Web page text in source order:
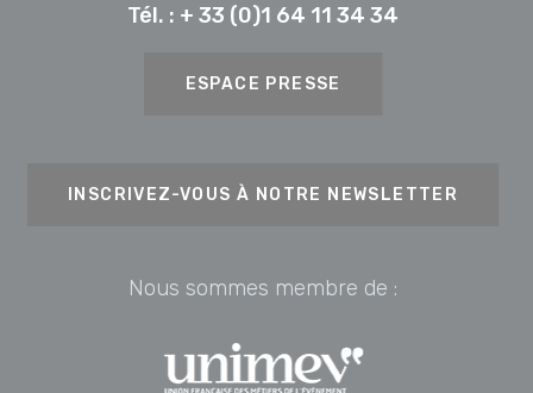
Tél. : + 33 (0)1 64 11 34 34
ESPACE PRESSE
INSCRIVEZ-VOUS À NOTRE NEWSLETTER
Nous sommes membre de :